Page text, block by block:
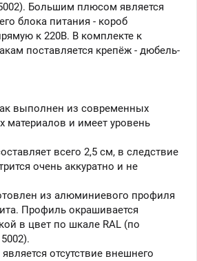
Большим плюсом является
блока питания - короб
к 220В. В комплекте к
поставляется крепёж - дюбель-
выполнен из современных
материалов и имеет уровень
всего 2,5 см, в следствие
очень аккуратно и не
из алюминиевого профиля
Профиль окрашивается
в цвет по шкале RAL (по
отсутствие внешнего